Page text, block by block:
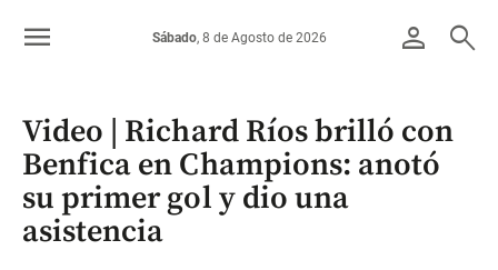
Colombia
person search
Sábado, 8 de Agosto de 2026
menu
Video | Richard Ríos brilló con
Benfica en Champions: anotó
su primer gol y dio una
asistencia